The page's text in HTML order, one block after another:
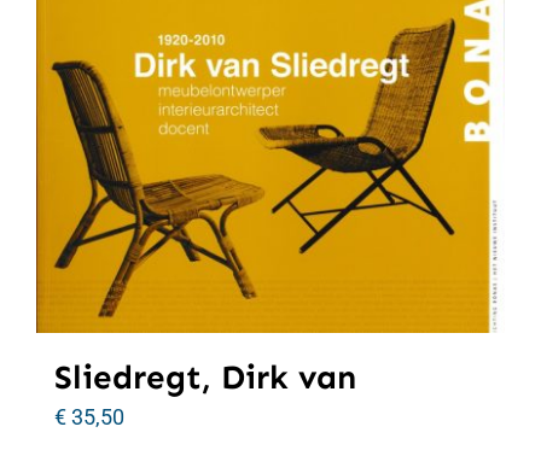
Sliedregt, Dirk van
€35,50